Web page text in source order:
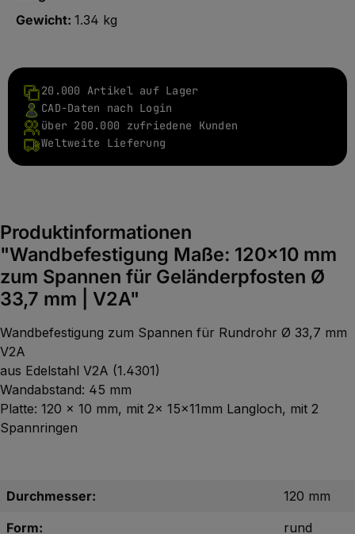
Gewicht: 1.34 kg
20.000 Artikel auf Lager
CAD-Daten nach Login
über 200.000 zufriedene Kunden
Weltweite Lieferung
Produktinformationen
"Wandbefestigung Maße: 120x10 mm
zum Spannen für Geländerpfosten Ø
33,7 mm | V2A"
Wandbefestigung zum Spannen für Rundrohr Ø 33,7 mm
V2A
aus Edelstahl V2A (1.4301)
Wandabstand: 45 mm
Platte: 120 x 10 mm, mit 2x 15x11mm Langloch, mit 2
Spannringen
Durchmesser:
120 mm
Form:
rund